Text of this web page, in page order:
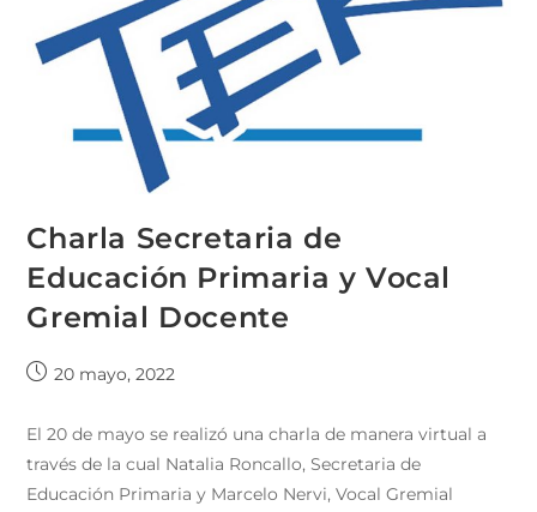
Charla Secretaria de
Educación Primaria y Vocal
Gremial Docente
20 mayo, 2022
El 20 de mayo se realizó una charla de manera virtual a
través de la cual Natalia Roncallo, Secretaria de
Educación Primaria y Marcelo Nervi, Vocal Gremial